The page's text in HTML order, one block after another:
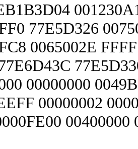
77E5D326
0065002E FFFF
00000000
00000002
00400000